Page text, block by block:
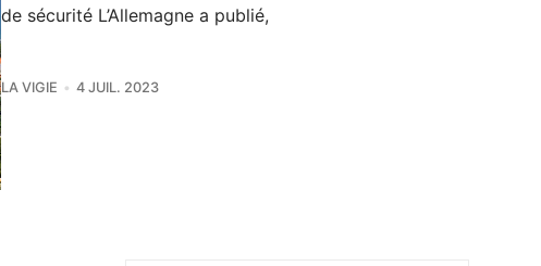
de sécurité L’Allemagne a publié,
LA VIGIE 4 JUIL. 2023